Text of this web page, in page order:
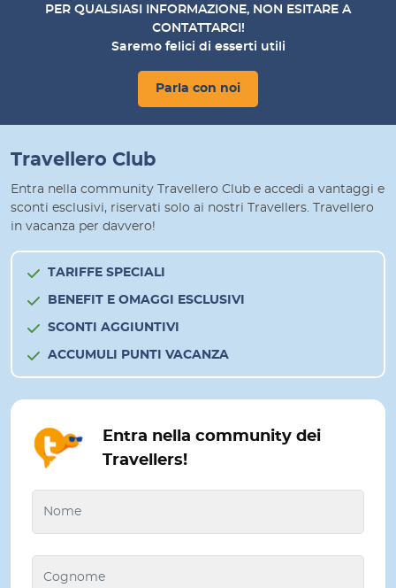
PER QUALSIASI INFORMAZIONE, NON ESITARE A
CONTATTARCI!
Saremo felici di esserti utili
Parla con noi
Travellero Club
Entra nella community Travellero Club e accedi a vantaggi e
sconti esclusivi, riservati solo ai nostri Travellers. Travellero
in vacanza per davvero!
TARIFFE SPECIALI
BENEFIT E OMAGGI ESCLUSIVI
SCONTI AGGIUNTIVI
ACCUMULI PUNTI VACANZA
Entra nella community dei
Travellers!